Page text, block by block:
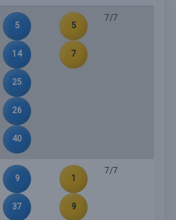
5
14
25
26
40
5
7
7/7
9
37
1
9
7/7